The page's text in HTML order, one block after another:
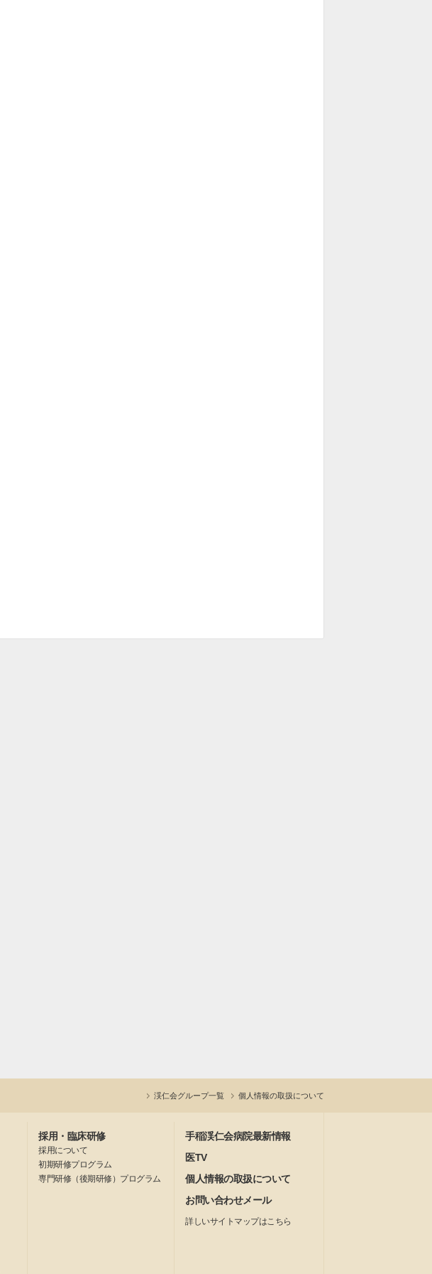
渓仁会グループ一覧 個人情報の取扱について
採用・臨床研修
採用について
初期研修プログラム
専門研修（後期研修）プログラム
手稲渓仁会病院最新情報
医TV
個人情報の取扱について
お問い合わせメール
詳しいサイトマップはこちら